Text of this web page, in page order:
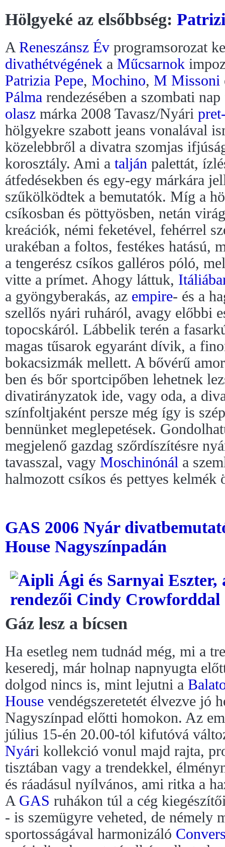
Hölgyeké az elsőbbség:
A Reneszánsz Év programsorozat
divathétvégének a Műcsarnok
Patrizia Pepe, Mochino, M Missoni
Pálma rendezésében a szombati
olasz márka 2008 Tavasz/Nyári
hölgyekre szabott jeans vonalával
közelebbről a divatra szomjas
korosztály. Ami a talján palettát,
átfedésekben és egy-egy márkára
szűkölködtek a bemutatók. Míg a
csíkosban és pöttyösben, netán
kreációk, némi feketével, fehérrel
urakéban a foltos, festékes hatású,
a tengerész csíkos galléros póló,
vitte a prímet. Ahogy láttuk,
a gyöngyberakás, az empire- és a
szellős nyári ruháról, avagy előbbi
topocskáról. Lábbelik terén a
magas tűsarok egyaránt dívik, a
bokacsizmák mellett. A bővérű
ben és bőr sportcipőben lehetnek
divatirányzatok ide, vagy oda, a
színfoltjaként persze még így is
bennünket meglepetések.
megjelenő gazdag szőrdíszítésre
tavasszal, vagy Moschinónál a
halmozott csíkos és pettyes kelmék
GAS 2006 Nyár
House Nagyszínpadán
Gáz lesz a bícsen
Ha esetleg nem tudnád még, mi a
keseredj, már holnap napnyugta
dolgod nincs is, mint lejutni a
House vendégszeretetét élvezve jó
Nagyszínpad előtti homokon. Az
július 15-én 20.00-tól kifutóvá
Nyári kollekció vonul majd rajta,
tisztában vagy a trendekkel,
és ráadásul nyílvános, ami ritka a
A GAS ruhákon túl a cég
- is szemügyre veheted, de némely
sportosságával harmonizáló